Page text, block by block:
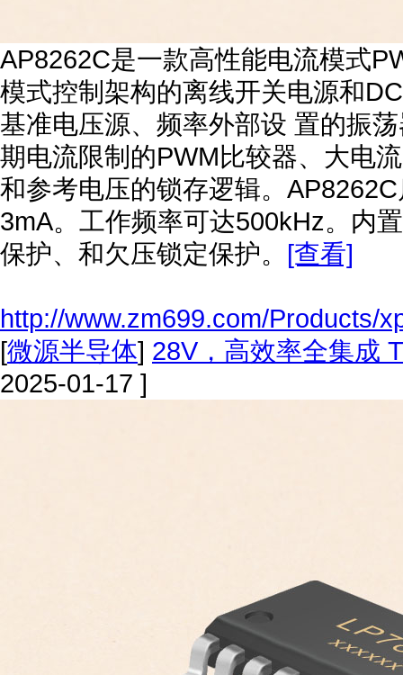
AP8262C是一款高性能电流模式
模式控制架构的离线开关电源和
基准电压源、频率外部设 置的振
期电流限制的PWM比较器、大电
和参考电压的锁存逻辑。
3mA。工作频率可达500kHz。内
保护、和欠压锁定保护。 [查看]
http://www.zm699.com/Products/
[微源半导体] 28V，高效率全集成
2025-01-17 ]